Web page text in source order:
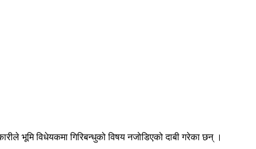
भूमि विधेयकमा गिरिबन्धुको विषय नजोडिएको दाबी गरेका छन् ।